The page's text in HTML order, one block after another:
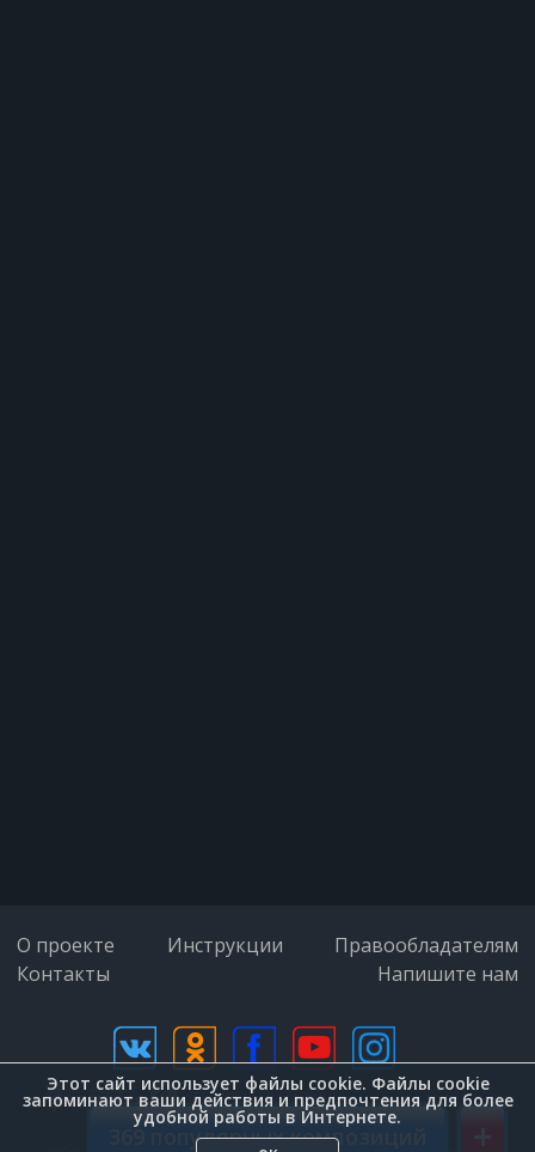
369 популярных композиций
дизайн (Zenit-Group)
О проекте Инструкции
Правообладателям
Контакты
Напишите нам
Этот сайт использует файлы cookie. Файлы cookie
запоминают ваши действия и предпочтения для более
удобной работы в Интернете.